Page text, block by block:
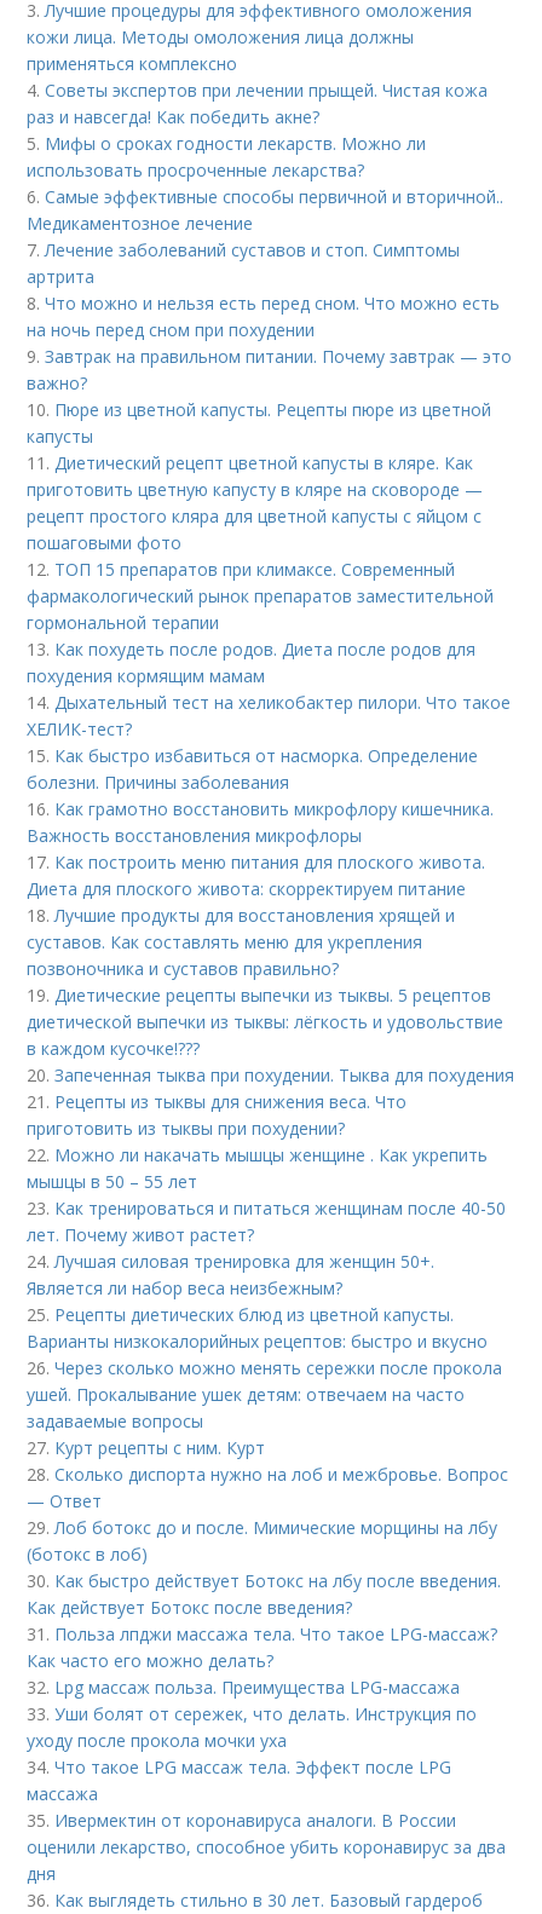
3.Лучшие процедуры для эффективного омоложения
кожи лица. Методы омоложения лица должны
применяться комплексно
4.Советы экспертов при лечении прыщей. Чистая кожа
раз и навсегда! Как победить акне?
5. Мифы о сроках годности лекарств. Можно ли
использовать просроченные лекарства?
6.Самые эффективные способы первичной и вторичной..
Медикаментозное лечение
7.Лечение заболеваний суставов и стоп. Симптомы
артрита
8.Что можно и нельзя есть перед сном. Что можно есть
на ночь перед сном при похудении
9.Завтрак на правильном питании. Почему завтрак — это
важно?
10. Пюре из цветной капусты. Рецепты пюре из цветной
капусты
11.Диетический рецепт цветной капусты в кляре. Как
приготовить цветную капусту в кляре на сковороде —
рецепт простого кляра для цветной капусты с яйцом с
пошаговыми фото
12. ТОП 15 препаратов при климаксе. Современный
фармакологический рынок препаратов заместительной
гормональной терапии
13. Как похудеть после родов. Диета после родов для
похудения кормящим мамам
14.Дыхательный тест на хеликобактер пилори. Что такое
ХЕЛИК-тест?
15. Как быстро избавиться от насморка. Определение
болезни. Причины заболевания
16. Как грамотно восстановить микрофлору кишечника.
Важность восстановления микрофлоры
17. Как построить меню питания для плоского живота.
Диета для плоского живота: скорректируем питание
18.Лучшие продукты для восстановления хрящей и
суставов. Как составлять меню для укрепления
позвоночника и суставов правильно?
19.Диетические рецепты выпечки из тыквы. 5 рецептов
диетической выпечки из тыквы: лёгкость и удовольствие
в каждом кусочке!???
20.Запеченная тыква при похудении. Тыква для похудения
21. Рецепты из тыквы для снижения веса. Что
приготовить из тыквы при похудении?
22. Можно ли накачать мышцы женщине . Как укрепить
мышцы в 50 – 55 лет
23. Как тренироваться и питаться женщинам после 40-50
лет. Почему живот растет?
24.Лучшая силовая тренировка для женщин 50+.
Является ли набор веса неизбежным?
25. Рецепты диетических блюд из цветной капусты.
Варианты низкокалорийных рецептов: быстро и вкусно
26.Через сколько можно менять сережки после прокола
ушей. Прокалывание ушек детям: отвечаем на часто
задаваемые вопросы
27. Курт рецепты с ним. Курт
28.Сколько диспорта нужно на лоб и межбровье. Вопрос
— Ответ
29.Лоб ботокс до и после. Мимические морщины на лбу
(ботокс в лоб)
30. Как быстро действует Ботокс на лбу после введения.
Как действует Ботокс после введения?
31. Польза лпджи массажа тела. Что такое LPG-массаж?
Как часто его можно делать?
32. Lpg массаж польза. Преимущества LPG-массажа
33.Уши болят от сережек, что делать. Инструкция по
уходу после прокола мочки уха
34.Что такое LPG массаж тела. Эффект после LPG
массажа
35. Ивермектин от коронавируса аналоги. В России
оценили лекарство, способное убить коронавирус за два
дня
36. Как выглядеть стильно в 30 лет. Базовый гардероб